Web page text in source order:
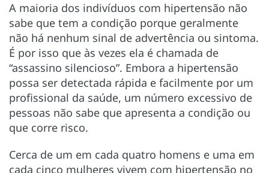
A maioria dos indivíduos com hipertensão não
sabe que tem a condição porque geralmente
não há nenhum sinal de advertência ou sintoma.
É por isso que às vezes ela é chamada de
“assassino silencioso”. Embora a hipertensão
possa ser detectada rápida e facilmente por um
profissional da saúde, um número excessivo de
pessoas não sabe que apresenta a condição ou
que corre risco.
Cerca de um em cada quatro homens e uma em
cada cinco mulheres vivem com hipertensão no